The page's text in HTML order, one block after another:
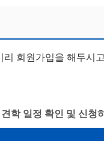
회원가입을 해두시
학 일정 확인 및 신청